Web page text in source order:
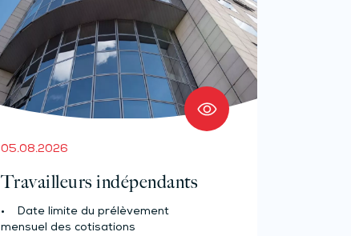
05.08.2026
Travailleurs indépendants
• Date limite du prélèvement
mensuel des cotisations